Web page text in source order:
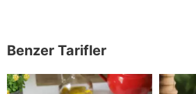
Benzer Tarifler